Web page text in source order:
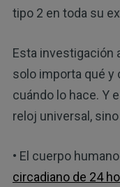
tipo 2 en toda su
Esta investigación
solo importa qué y
cuándo lo hace. Y
reloj universal,
• El cuerpo
circadiano de 24